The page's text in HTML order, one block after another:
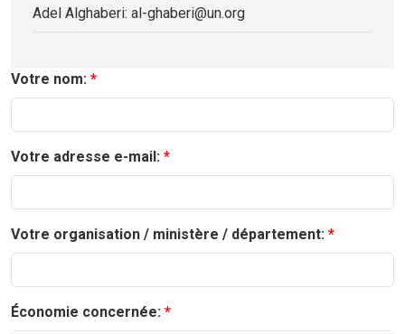
Adel Alghaberi: al-ghaberi@un.org
Votre nom:
Votre adresse e-mail:
Votre organisation / ministère / département:
Économie concernée: